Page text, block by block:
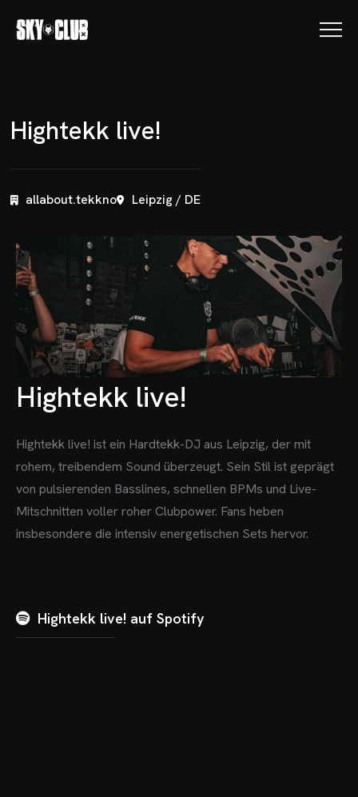
Hightekk live!
allabout.tekkno Leipzig / DE
Hightekk live!
Hightekk live! ist ein Hardtekk-DJ aus Leipzig, der mit
rohem, treibendem Sound überzeugt. Sein Stil ist geprägt
von pulsierenden Basslines, schnellen BPMs und Live-
Mitschnitten voller roher Clubpower. Fans heben
insbesondere die intensiv energetischen Sets hervor.
Hightekk live! auf Spotify